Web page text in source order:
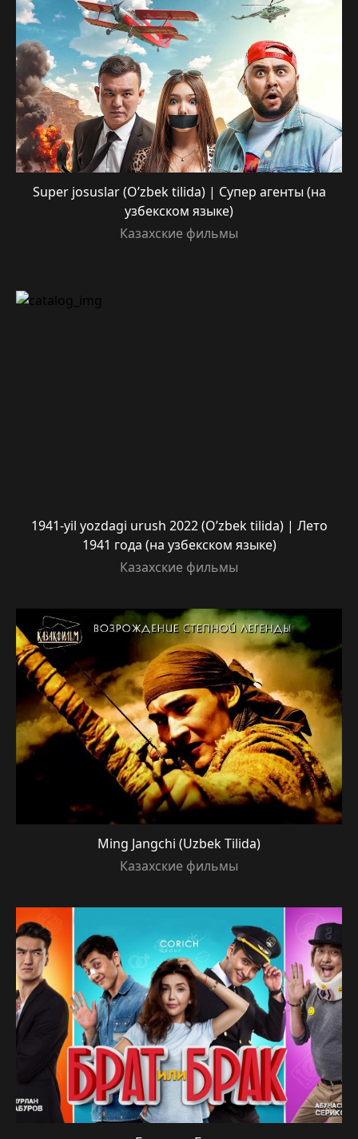
Super josuslar (O’zbek tilida) | Супер агенты (на
узбекском языке)
Казахские фильмы
1941-yil yozdagi urush 2022 (O’zbek tilida) | Лето
1941 года (на узбекском языке)
Казахские фильмы
Ming Jangchi (Uzbek Tilida)
Казахские фильмы